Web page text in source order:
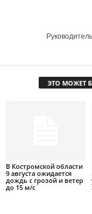
ЭТО МОЖЕТ
В Костромской области
9 августа ожидается
дождь с грозой и ветер
до 15 м/с